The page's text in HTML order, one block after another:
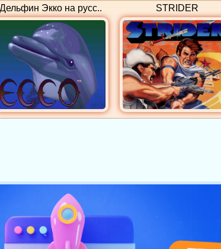
Дельфин Экко на русс.. STRIDER